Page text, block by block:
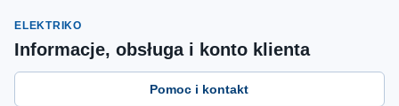
ELEKTRIKO
Informacje, obsługa i konto klienta
Pomoc i kontakt